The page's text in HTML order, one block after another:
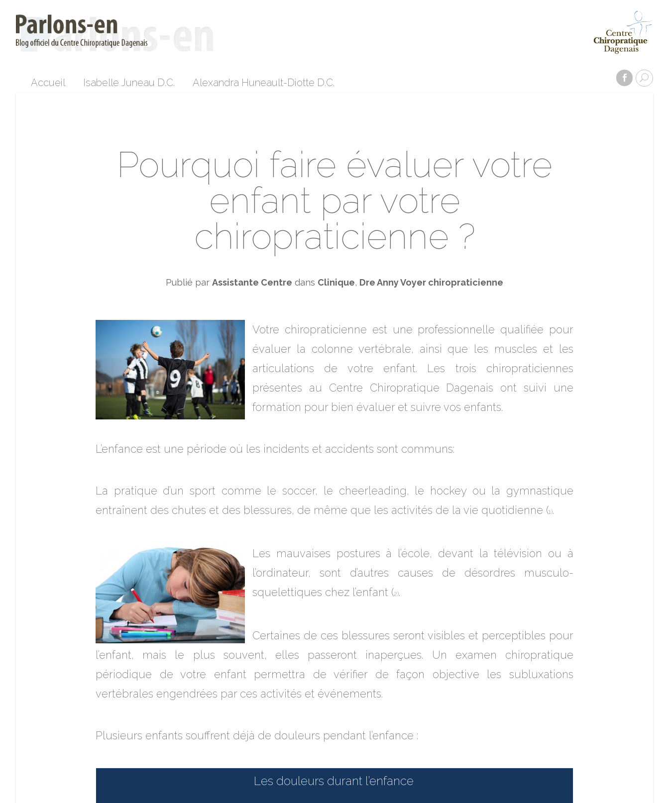
Accueil Isabelle Juneau D.C. Alexandra Huneault-Diotte D.C.
Pourquoi faire évaluer votre
enfant par votre
chiropraticienne ?
Publié par Assistante Centre dans Clinique, Dre Anny Voyer chiropraticienne
Votre chiropraticienne est une professionnelle qualifiée pour
évaluer la colonne vertébrale, ainsi que les muscles et les
articulations de votre enfant. Les trois chiropraticiennes
présentes au Centre Chiropratique Dagenais ont suivi une
formation pour bien évaluer et suivre vos enfants.
L’enfance est une période où les incidents et accidents sont communs:
La pratique d’un sport comme le soccer, le cheerleading, le hockey ou la gymnastique
entraînent des chutes et des blessures, de même que les activités de la vie quotidienne (1).
Les mauvaises postures à l’école, devant la télévision ou à
l’ordinateur, sont d’autres causes de désordres musculo-
squelettiques chez l’enfant (2).
Certaines de ces blessures seront visibles et perceptibles pour
l’enfant, mais le plus souvent, elles passeront inaperçues. Un examen chiropratique
périodique de votre enfant permettra de vérifier de façon objective les subluxations
vertébrales engendrées par ces activités et événements.
Plusieurs enfants souffrent déjà de douleurs pendant l’enfance :
Les douleurs durant l’enfance